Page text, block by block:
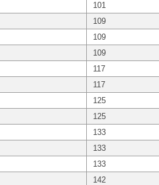
101
109
109
109
117
117
125
125
133
133
133
142